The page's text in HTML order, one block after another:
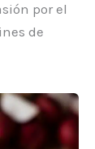
por el
de